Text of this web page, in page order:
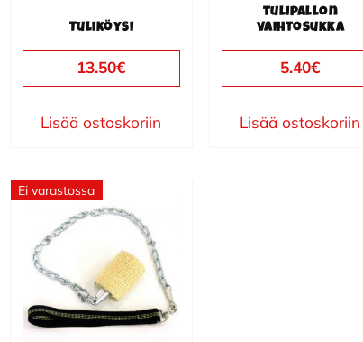
Tuliköysi
13.50€
Lisää ostoskoriin
Tulipallon
vaihtosukka
5.40€
Lisää ostoskoriin
Ei varastossa